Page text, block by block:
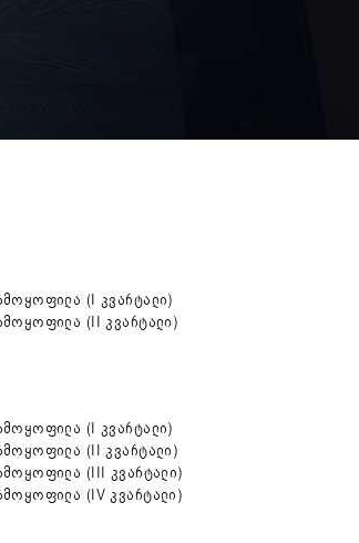
(I კვარტალი)
(II კვარტალი)
(I კვარტალი)
(II კვარტალი)
(III კვარტალი)
(IV კვარტალი)